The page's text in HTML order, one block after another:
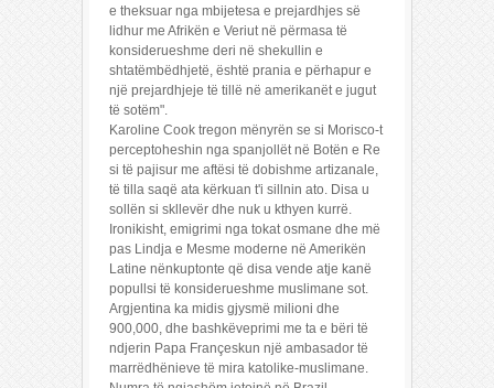
e theksuar nga mbijetesa e prejardhjes së
lidhur me Afrikën e Veriut në përmasa të
konsiderueshme deri në shekullin e
shtatëmbëdhjetë, është prania e përhapur e
një prejardhjeje të tillë në amerikanët e jugut
të sotëm".
Karoline Cook tregon mënyrën se si Morisco-t
perceptoheshin nga spanjollët në Botën e Re
si të pajisur me aftësi të dobishme artizanale,
të tilla saqë ata kërkuan t'i sillnin ato. Disa u
sollën si skllevër dhe nuk u kthyen kurrë.
Ironikisht, emigrimi nga tokat osmane dhe më
pas Lindja e Mesme moderne në Amerikën
Latine nënkuptonte që disa vende atje kanë
popullsi të konsiderueshme muslimane sot.
Argjentina ka midis gjysmë milioni dhe
900,000, dhe bashkëveprimi me ta e bëri të
ndjerin Papa Françeskun një ambasador të
marrëdhënieve të mira katolike-muslimane.